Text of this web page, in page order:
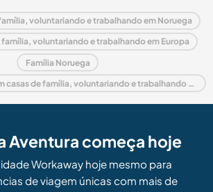
voluntariando e trabalhando em Noruega
família, voluntariando e trabalhando em Europa
Família Noruega
Última hora Férias em casas de família, voluntariando e trabalhando em Noruega
Aventura começa hoje
Workaway hoje mesmo para
de viagem únicas com mais de